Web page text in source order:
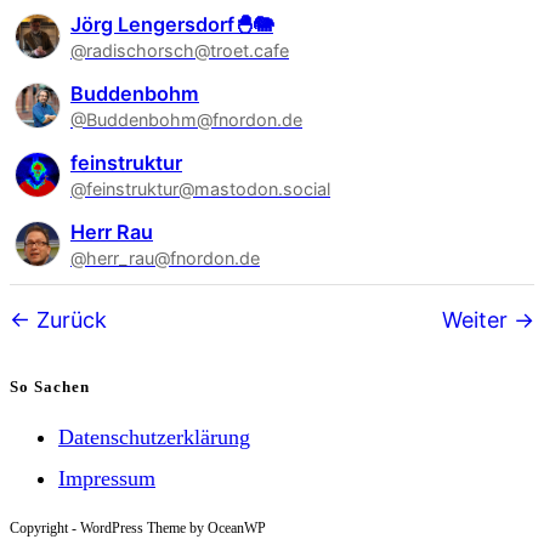
Jörg Lengersdorf🐣🐘
@radischorsch@troet.cafe
Buddenbohm
@Buddenbohm@fnordon.de
feinstruktur
@feinstruktur@mastodon.social
Herr Rau
@herr_rau@fnordon.de
Follower-
Zurück Weiter
So Sachen
Datenschutzerklärung
Impressum
Copyright - WordPress Theme by OceanWP